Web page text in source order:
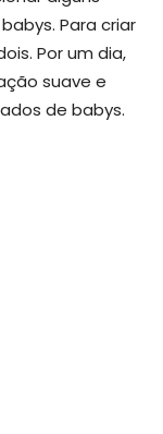
Para criar
Por um dia,
suave e
de babys.